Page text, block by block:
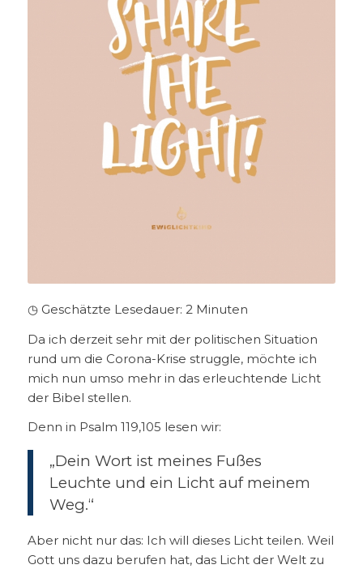
◷ Geschätzte Lesedauer: 2 Minuten
Da ich derzeit sehr mit der politischen Situation
rund um die Corona-Krise struggle, möchte ich
mich nun umso mehr in das erleuchtende Licht
der Bibel stellen.
Denn in Psalm 119,105 lesen wir:
„Dein Wort ist meines Fußes
Leuchte und ein Licht auf meinem
Weg.“
Aber nicht nur das: Ich will dieses Licht teilen. Weil
Gott uns dazu berufen hat, das Licht der Welt zu